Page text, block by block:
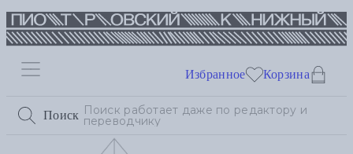
Поиск
Избранное Корзина